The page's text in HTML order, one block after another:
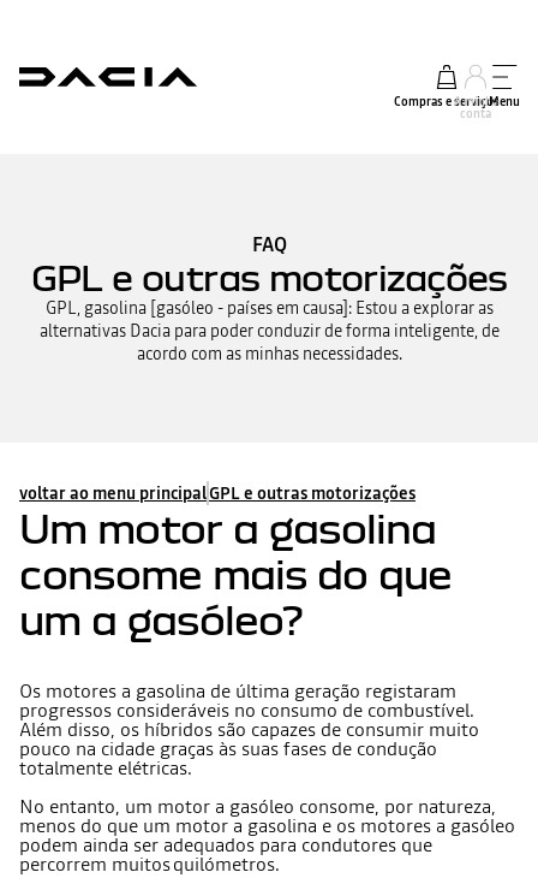
Compras e serviços
A minha
conta
Menu
FAQ
GPL e outras motorizações
GPL, gasolina [gasóleo - países em causa]: Estou a explorar as
alternativas Dacia para poder conduzir de forma inteligente, de
acordo com as minhas necessidades.
voltar ao menu principalGPL e outras motorizações
Um motor a gasolina
consome mais do que
um a gasóleo?
Os motores a gasolina de última geração registaram
progressos consideráveis no consumo de combustível.
Além disso, os híbridos são capazes de consumir muito
pouco na cidade graças às suas fases de condução
totalmente elétricas.
No entanto, um motor a gasóleo consome, por natureza,
menos do que um motor a gasolina e os motores a gasóleo
podem ainda ser adequados para condutores que
percorrem muitos quilómetros.